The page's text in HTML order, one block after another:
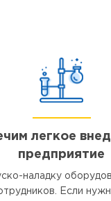
легкое
предприятие
наладку
Если